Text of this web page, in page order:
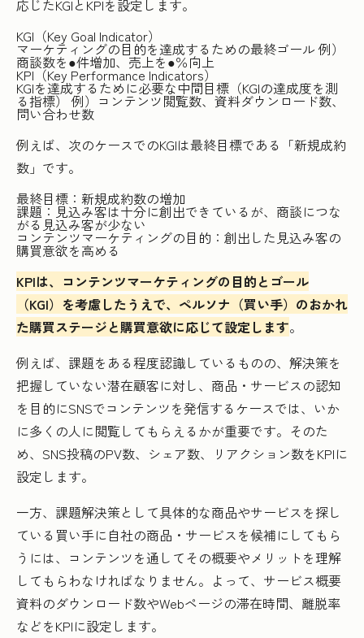
応じたKGIとKPIを設定します。
KGI（Key Goal Indicator）
マーケティングの目的を達成するための最終ゴール 例）
商談数を●件増加、売上を●％向上
KPI（Key Performance Indicators）
KGIを達成するために必要な中間目標（KGIの達成度を測
る指標） 例）コンテンツ閲覧数、資料ダウンロード数、
問い合わせ数
例えば、次のケースでのKGIは最終目標である「新規成約
数」です。
最終目標：新規成約数の増加
課題：見込み客は十分に創出できているが、商談につな
がる見込み客が少ない
コンテンツマーケティングの目的：創出した見込み客の
購買意欲を高める
KPIは、コンテンツマーケティングの目的とゴール
（KGI）を考慮したうえで、ペルソナ（買い手）のおかれ
た購買ステージと購買意欲に応じて設定します。
例えば、課題をある程度認識しているものの、解決策を
把握していない潜在顧客に対し、商品・サービスの認知
を目的にSNSでコンテンツを発信するケースでは、いか
に多くの人に閲覧してもらえるかが重要です。そのた
め、SNS投稿のPV数、シェア数、リアクション数をKPIに
設定します。
一方、課題解決策として具体的な商品やサービスを探し
ている買い手に自社の商品・サービスを候補にしてもら
うには、コンテンツを通してその概要やメリットを理解
してもらわなければなりません。よって、サービス概要
資料のダウンロード数やWebページの滞在時間、離脱率
などをKPIに設定します。